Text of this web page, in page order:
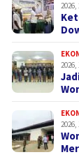
2026,
2026,
2026,